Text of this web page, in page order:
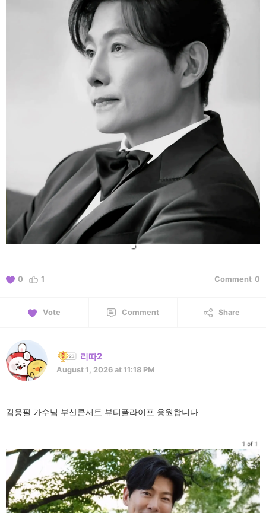
0 1 Comment 0
Vote Comment Share
리따2
August 1, 2026 at 11:18 PM
김용필 가수님 부산콘서트 뷰티풀라이프 응원합니다
1 of 1